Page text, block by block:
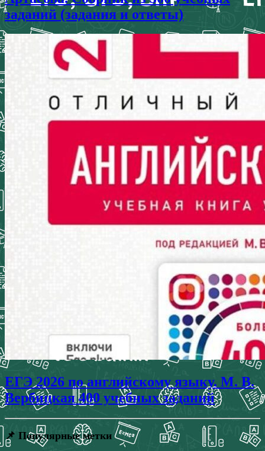
заданий (задания и ответы)
ЕГЭ 2026 по английскому языку. М. В.
Вербицкая 400 учебных заданий
📌 Популярные метки